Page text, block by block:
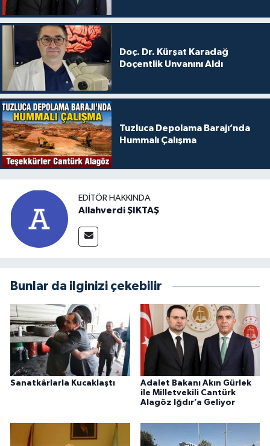
Doç. Dr. Kürşat Karadağ
Doçentlik Unvanını Aldı
Tuzluca Depolama Barajı’nda
Hummalı Çalışma
EDITÖR HAKKINDA
Allahverdi ŞIKTAŞ
Bunlar da ilginizi çekebilir
Sanatkârlarla Kucaklaştı
Adalet Bakanı Akın Gürlek
ile Milletvekili Cantürk
Alagöz Iğdır’a Geliyor